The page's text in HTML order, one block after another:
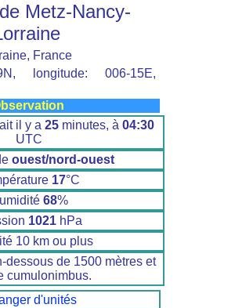
Metz-Nancy-
France
longitude: 006-15E,
il y a 25minutes, à 04:30
UTC
ouest/nord-ouest
17°C
68%
1021 hPa
10 km ou plus
dessous de 1500 mètres et
cumulonimbus.
d'unités